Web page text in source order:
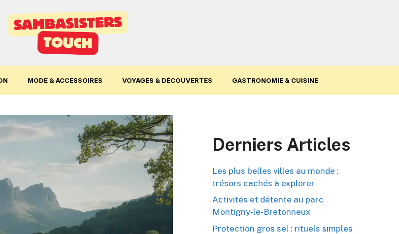
MODE & ACCESSOIRES VOYAGES & DÉCOUVERTES GASTRONOMIE & CUISINE
Derniers Articles
Les plus belles villes au monde :
trésors cachés à explorer
Activités et détente au parc
Montigny-le-Bretonneux
Protection gros sel : rituels simples